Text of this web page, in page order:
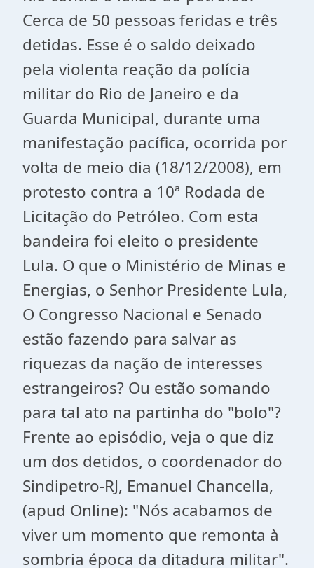
Cerca de 50 pessoas feridas e três
detidas. Esse é o saldo deixado
pela violenta reação da polícia
militar do Rio de Janeiro e da
Guarda Municipal, durante uma
manifestação pacífica, ocorrida por
volta de meio dia (18/12/2008), em
protesto contra a 10ª Rodada de
Licitação do Petróleo. Com esta
bandeira foi eleito o presidente
Lula. O que o Ministério de Minas e
Energias, o Senhor Presidente Lula,
O Congresso Nacional e Senado
estão fazendo para salvar as
riquezas da nação de interesses
estrangeiros? Ou estão somando
para tal ato na partinha do "bolo"?
Frente ao episódio, veja o que diz
um dos detidos, o coordenador do
Sindipetro-RJ, Emanuel Chancella,
(apud Online): "Nós acabamos de
viver um momento que remonta à
sombria época da ditadura militar".